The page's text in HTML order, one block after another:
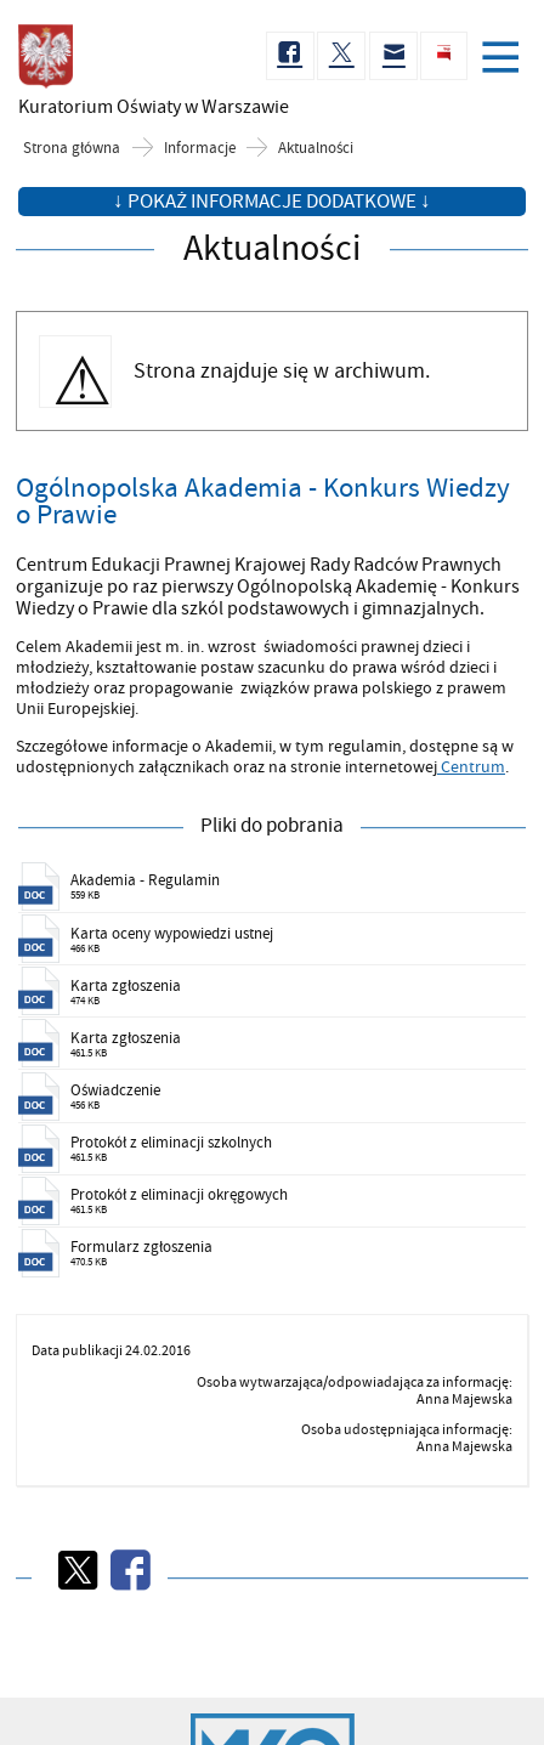
Kuratorium Oświatyw Warszawie
Strona główna Informacje Aktualności
↓ POKAŻ INFORMACJE DODATKOWE ↓
Aktualności
Strona znajduje się w archiwum.
Ogólnopolska Akademia - Konkurs Wiedzy
o Prawie
Centrum Edukacji Prawnej Krajowej Rady Radców Prawnych
organizuje po raz pierwszy Ogólnopolską Akademię - Konkurs
Wiedzy o Prawie dla szkól podstawowych i gimnazjalnych.
Celem Akademii jest m. in. wzrost świadomości prawnej dzieci i
młodzieży, kształtowanie postaw szacunku do prawa wśród dzieci i
młodzieży oraz propagowanie związków prawa polskiego z prawem
Unii Europejskiej.
Szczegółowe informacje o Akademii, w tym regulamin, dostępne są w
udostępnionych załącznikach oraz na stronie internetowejCentrum.
Pliki do pobrania
Akademia - Regulamin
559 KB
Karta oceny wypowiedzi ustnej
466 KB
Karta zgłoszenia
474 KB
Karta zgłoszenia
461.5 KB
Oświadczenie
456 KB
Protokół z eliminacji szkolnych
461.5 KB
Protokół z eliminacji okręgowych
461.5 KB
Formularz zgłoszenia
470.5 KB
Data publikacji 24.02.2016
Osoba wytwarzająca/odpowiadająca za informację:
Anna Majewska
Osoba udostępniająca informację:
Anna Majewska